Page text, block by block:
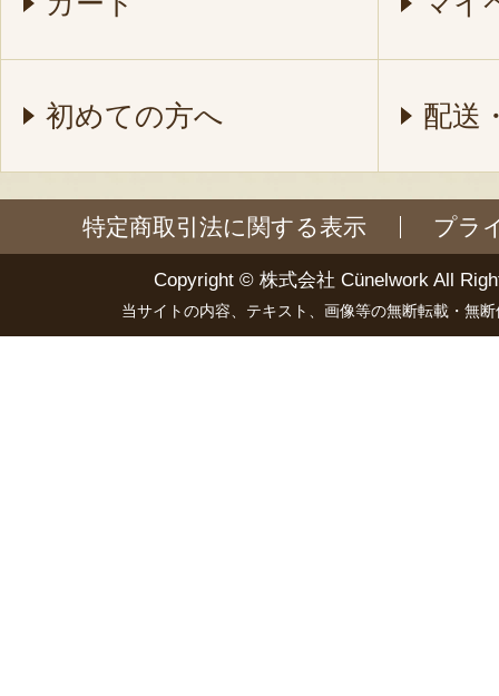
初めての方へ 配送
特定商取引法に関する表示 プラ
Copyright © 株式会社 Cünelwork All
当サイトの内容、テキスト、画像等の無断転載・無